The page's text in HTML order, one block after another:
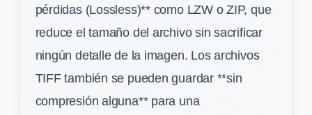
pérdidas (Lossless)** como LZW o ZIP, que
reduce el tamaño del archivo sin sacrificar
ningún detalle de la imagen. Los archivos
TIFF también se pueden guardar **sin
compresión alguna** para una